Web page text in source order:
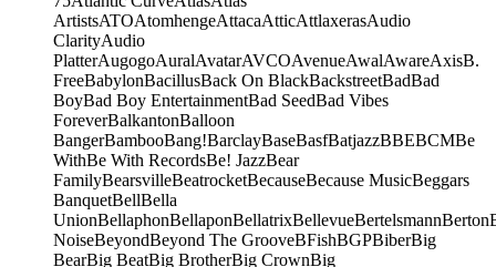
ArtistsATOAtomhengeAttacaAtticAttlaxerasAudio
ClarityAudio
PlatterAugogoAuralAvatarAVCOAvenueAwalAwareAxisB.
FreeBabylonBacillusBack On BlackBackstreetBadBad
BoyBad Boy EntertainmentBad SeedBad Vibes
ForeverBalkantonBalloon
BangerBambooBang!BarclayBaseBasfBatjazzBBEBCMBe
WithBe With RecordsBe! JazzBear
FamilyBearsvilleBeatrocketBecauseBecause MusicBeggars
BanquetBellBella
UnionBellaphonBellaponBellatrixBellevueBertelsmannBerton
NoiseBeyondBeyond The GrooveBFishBGPBiberBig
BearBig BeatBig BrotherBig CrownBig